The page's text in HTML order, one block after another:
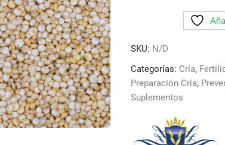
en
aminoacidos
y
16
cantidad
SKU: N/D
Categorías: Cría,
Preparación Cría,
Suplementos